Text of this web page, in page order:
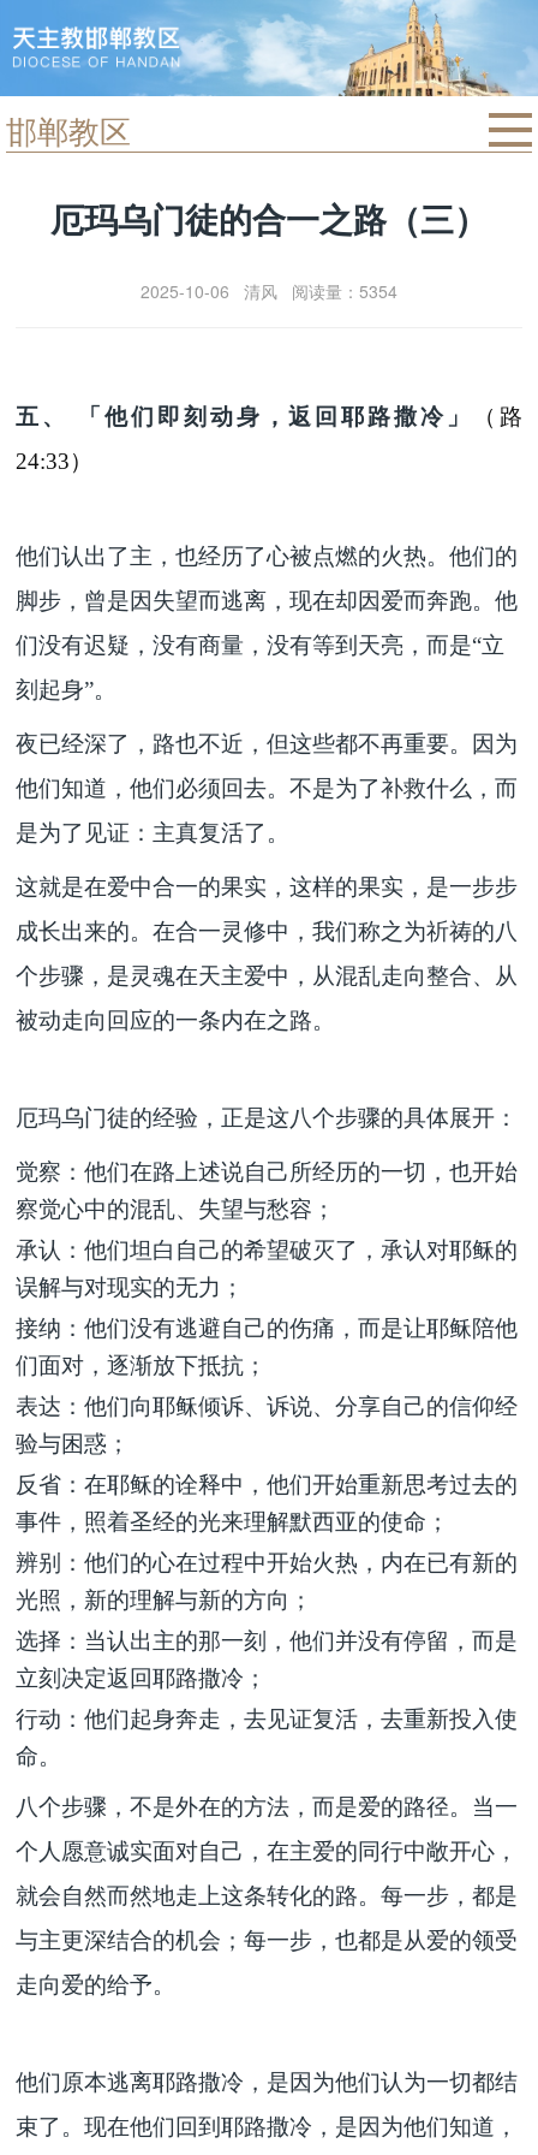
邯郸教区
精选音频
厄玛乌门徒的合一之路（三）
2025-10-06 清风 阅读量：5354
五 、 「他们即刻 动身，返回耶路撒冷 」
（路
24:33）
他们认出了主，也经历了心被点燃的火热。他们的
脚步，曾是因失望而逃离，现在却因爱而奔跑。他
们没有迟疑，没有商量，没有等到天亮，而是“立
刻起身”。
夜已经深了，路也不近，但这些都不再重要。因为
他们知道，他们必须回去。不是为了补救什么，而
是为了见证： 主真复活了。
这就是在爱中合一的果实 ， 这样的果实，是一步步
成长出来的。在合一灵修中，我们称之为祈祷的八
个步骤 ，是灵魂在天主爱中，从混乱走向整合、从
被动走向回应的一条内在之路。
厄玛乌门徒的经验，正是这八个步骤的具体展开：
觉察 ：他们在路上述说自己所经历的一切，也开始
察觉心中的混乱、失望与愁容；
承认 ：他们坦白自己的希望破灭了，承认对耶稣的
误解与对现实的无力；
接纳 ：他们没有逃避自己的伤痛，而是让耶稣陪他
们面对，逐渐放下抵抗；
表达 ：他们向耶稣倾诉、诉说、分享自己的信仰经
验与困惑；
反省 ：在耶稣的诠释中，他们开始重新思考过去的
事件，照着圣经的光来理解默西亚的使命；
辨别 ：他们的心在过程中开始火热，内在已有新的
光照，新的理解与新的方向；
选择 ：当认出主的那一刻，他们并没有停留，而是
立刻决定返回耶路撒冷；
行动 ：他们起身奔走，去见证复活，去重新投入使
命。
八个步骤，不是外在的方法，而是爱的路径。当一
个人愿意诚实面对自己，在主爱的同行中敞开心，
就会自然而然地走上这条转化的路。每一步，都是
与主更深结合的机会；每一步，也都是从爱的领受
走向爱的给予。
他们原本逃离耶路撒冷，是因为他们认为一切都结
束了。现在他们回到耶路撒冷，是因为他们知道，